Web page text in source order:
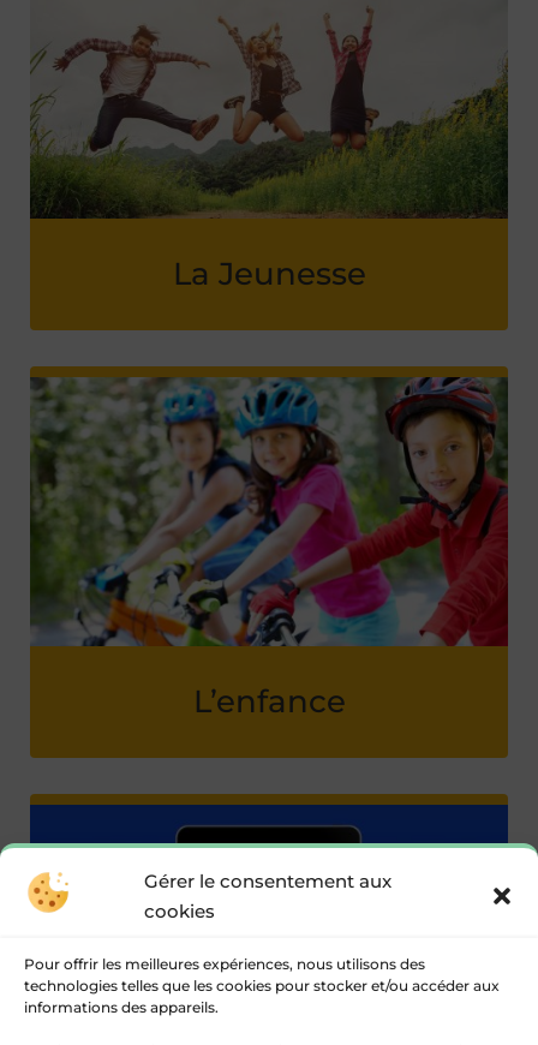
Gérer le consentement aux
cookies
Pour offrir les meilleures expériences, nous utilisons des
technologies telles que les cookies pour stocker et/ou accéder aux
informations des appareils.
La Jeunesse
L’enfance